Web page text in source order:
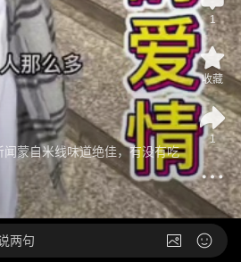
蒙自米线味道绝佳，有没有吃
1
收藏
1
两句